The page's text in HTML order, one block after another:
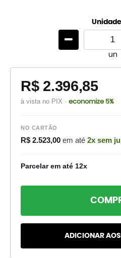
un
R$ 2.396,85
à vista no PIX · economize 5%
NO CARTÃO
R$ 2.523,00 em até 2x sem
Parcelar em até 12x
ADICIONAR